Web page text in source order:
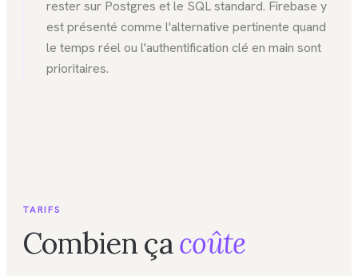
rester sur Postgres et le SQL standard. Firebase y
est présenté comme l'alternative pertinente quand
le temps réel ou l'authentification clé en main sont
prioritaires.
TARIFS
Combien çacoûte